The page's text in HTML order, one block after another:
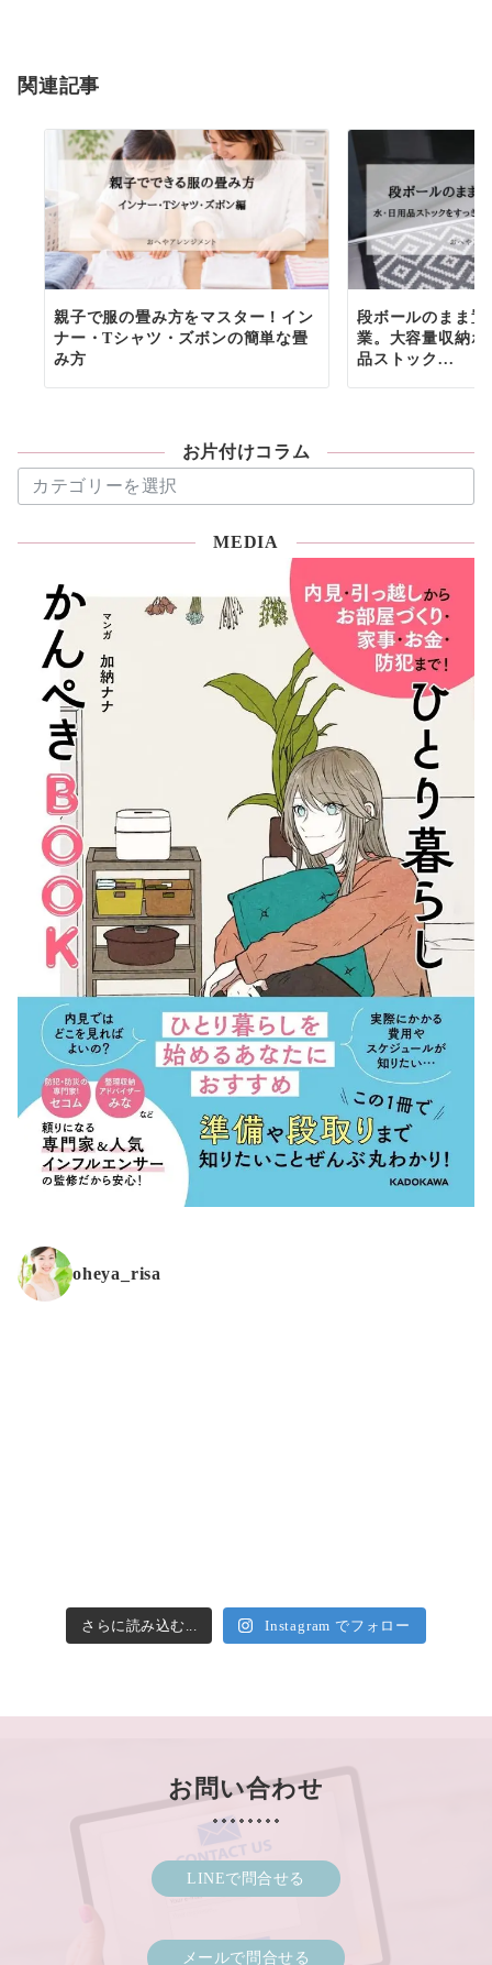
関連記事
親子で服の畳み方をマスター！イン
ナー・Tシャツ・ズボンの簡単な畳
み方
段ボールのまま
業。大容量収納
品ストック...
お片付けコラム
片
MEDIA
oheya_risa
さらに読み込む... Instagram でフォロー
お問い合わせ
LINEで問合せる
メールで問合せる